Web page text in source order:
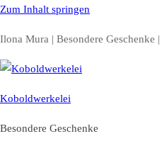
Zum Inhalt springen
Ilona Mura | Besondere Geschenke |
Koboldwerkelei
Besondere Geschenke